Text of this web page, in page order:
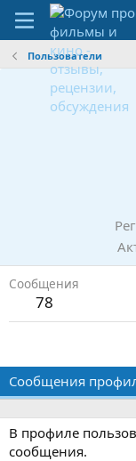
Пользователи
Сообщения
78
Сообщения
В профиле
сообщения.